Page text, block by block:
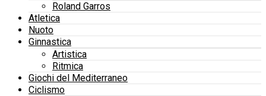
Roland Garros
Atletica
Nuoto
Ginnastica
Artistica
Ritmica
Giochi del Mediterraneo
Ciclismo